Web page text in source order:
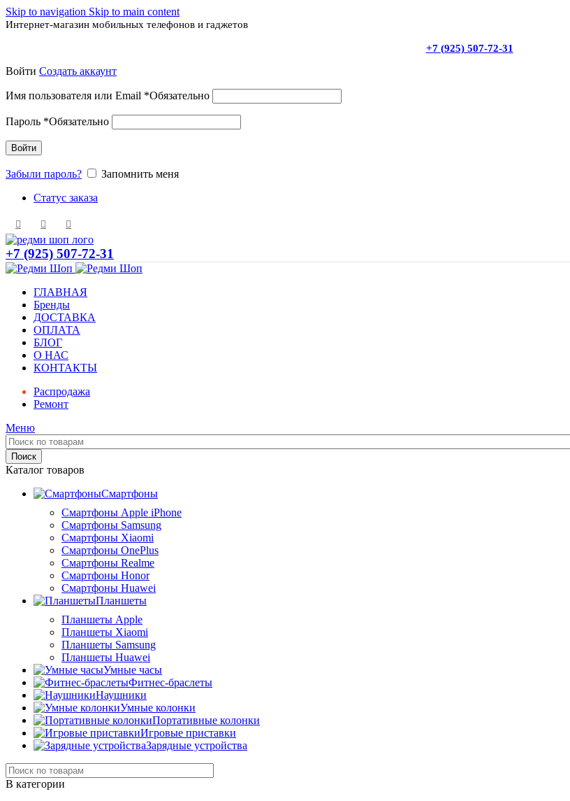
Skip to navigation Skip to main content
Интернет-магазин мобильных телефонов и гаджетов
+7 (925) 507-72-31
Войти Создать аккаунт
Имя пользователя или Email *Обязательно
Пароль *Обязательно
Войти
Забыли пароль?
Запомнить меня
Статус заказа
+7 (925) 507-72-31
ГЛАВНАЯ
Бренды
ДОСТАВКА
ОПЛАТА
БЛОГ
О НАС
КОНТАКТЫ
Распродажа
Ремонт
Меню
Поиск
Каталог товаров
Смартфоны
Смартфоны Apple iPhone
Смартфоны Samsung
Смартфоны Xiaomi
Смартфоны OnePlus
Смартфоны Realme
Смартфоны Honor
Смартфоны Huawei
Планшеты
Планшеты Apple
Планшеты Xiaomi
Планшеты Samsung
Планшеты Huawei
Умные часы
Фитнес-браслеты
Наушники
Умные колонки
Портативные колонки
Игровые приставки
Зарядные устройства
В категории